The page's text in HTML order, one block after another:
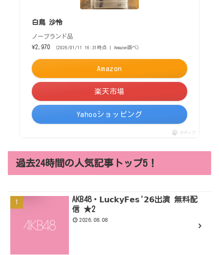
白鳥 沙怜
ノーブランド品
¥2,970
（2026/01/11 16:31時点 | Amazon調べ）
Amazon
楽天市場
Yahooショッピング
ポチップ
過去24時間の人気記事トップ5！
AKB48・𝗟𝘂𝗰𝗸𝘆𝗙𝗲𝘀'𝟮𝟲出演 無料配
信 ★2
2026.08.08